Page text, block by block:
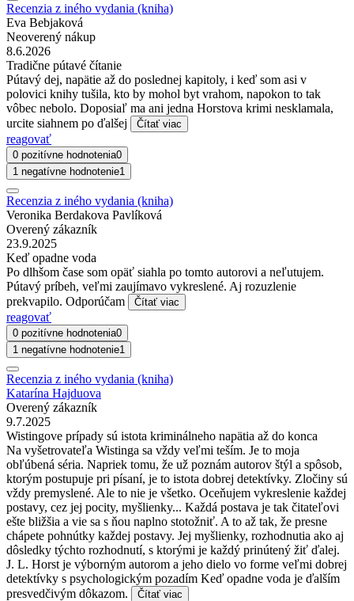
Recenzia z iného vydania (kniha)
Eva Bebjaková
Neoverený nákup
8.6.2026
Tradične pútavé čítanie
Pútavý dej, napätie až do poslednej kapitoly, i keď som asi v
polovici knihy tušila, kto by mohol byt vrahom, napokon to tak
vôbec nebolo. Doposiaľ ma ani jedna Horstova krimi nesklamala,
urcite siahnem po ďalšej
Čítať viac
reagovať
0 pozitívne hodnotenia0
1 negatívne hodnotenie1
Recenzia z iného vydania (kniha)
Veronika Berdakova Pavlíková
Overený zákazník
23.9.2025
Keď opadne voda
Po dlhšom čase som opäť siahla po tomto autorovi a neľutujem.
Pútavý príbeh, veľmi zaujímavo vykreslené. Aj rozuzlenie
prekvapilo. Odporúčam
Čítať viac
reagovať
0 pozitívne hodnotenia0
1 negatívne hodnotenie1
Recenzia z iného vydania (kniha)
Katarína Hajduova
Overený zákazník
9.7.2025
Wistingove prípady sú istota kriminálneho napätia až do konca
Na vyšetrovateľa Wistinga sa vždy veľmi teším. Je to moja
obľúbená séria. Napriek tomu, že už poznám autorov štýl a spôsob,
ktorým postupuje pri písaní, je to istota dobrej detektívky. Zločiny sú
vždy premyslené. Ale to nie je všetko. Oceňujem vykreslenie každej
postavy, cez jej pocity, myšlienky... Každá postava je tak čitateľovi
ešte bližšia a vie sa s ňou naplno stotožniť. A to až tak, že presne
chápete pohnútky každej postavy. Jej myšlienky, rozhodnutia ako aj
dôsledky týchto rozhodnutí, s ktorými je každý prinútený žiť ďalej.
J. L. Horst je výborným autorom a jeho dielo vo forme veľmi dobrej
detektívky s psychologickým pozadím Keď opadne voda je ďalším
presvedčivým dôkazom.
Čítať viac